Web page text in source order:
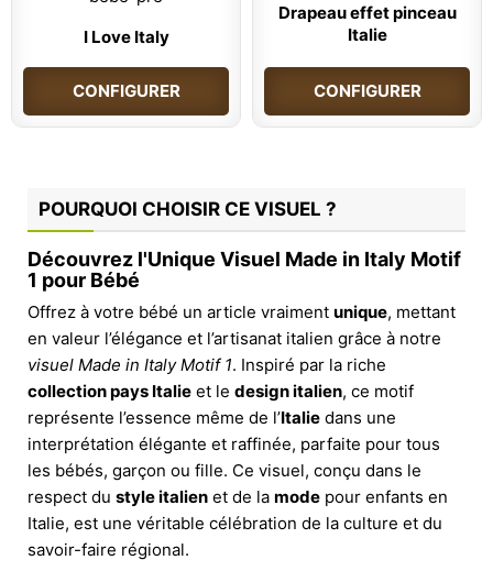
I Love Italy
CONFIGURER
Drapeau effet pinceau
Italie
CONFIGURER
POURQUOI CHOISIR CE VISUEL ?
Découvrez l'Unique Visuel Made in Italy Motif
1 pour Bébé
Offrez à votre bébé un article vraiment unique, mettant
en valeur l’élégance et l’artisanat italien grâce à notre
visuel Made in Italy Motif 1. Inspiré par la riche
collection pays Italie et le design italien, ce motif
représente l’essence même de l’Italie dans une
interprétation élégante et raffinée, parfaite pour tous
les bébés, garçon ou fille. Ce visuel, conçu dans le
respect du style italien et de la mode pour enfants en
Italie, est une véritable célébration de la culture et du
savoir-faire régional.